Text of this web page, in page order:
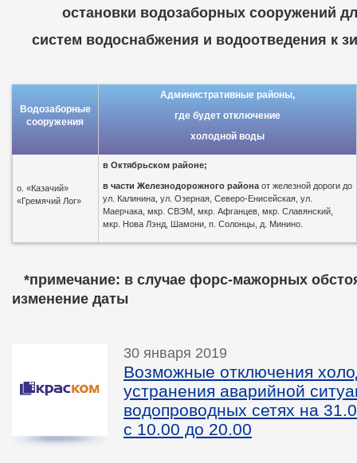
остановки водозаборных сооружений
систем водоснабжения и водоотведения к
Водозаборные
сооружения
Административные районы,
где будет отключение
холодной воды
о. «Казачий»
«Гремячий Лог»
в Октябрьском районе;
в части Железнодорожного района от железной дороги до
ул. Калинина, ул. Озерная, Северо-Енисейская, ул.
Маерчака, мкр. СВЭМ, мкр. Афганцев, мкр. Славянский,
мкр. Нова Лэнд, Шамони, п. Солонцы, д. Минино.
*примечание: в случае форс-мажорных
изменение даты
30 января 2019
Возможные отключения
устранения аварийной
водопроводных сетях на
с 10.00 до 20.00